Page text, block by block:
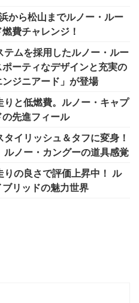
から松山までルノー・ルー
費チャレンジ！
ムを採用したルノー・ルー
ーティなデザインと充実の
ジニアード」が登場
りと低燃費。ルノー・キャプ
先進フィール
タイリッシュ＆タフに変身！
ノー・カングーの道具感覚
りの良さで評価上昇中！ ル
リッドの魅力世界